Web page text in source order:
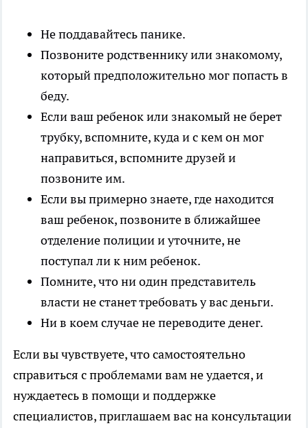
Не поддавайтесь панике.
Позвоните родственнику или знакомому,
который предположительно мог попасть в
беду.
Если ваш ребенок или знакомый не берет
трубку, вспомните, куда и с кем он мог
направиться, вспомните друзей и
позвоните им.
Если вы примерно знаете, где находится
ваш ребенок, позвоните в ближайшее
отделение полиции и уточните, не
поступал ли к ним ребенок.
Помните, что ни один представитель
власти не станет требовать у вас деньги.
Ни в коем случае не переводите денег.
Если вы чувствуете, что самостоятельно
справиться с проблемами вам не удается, и
нуждаетесь в помощи и поддержке
специалистов, приглашаем вас на консультации